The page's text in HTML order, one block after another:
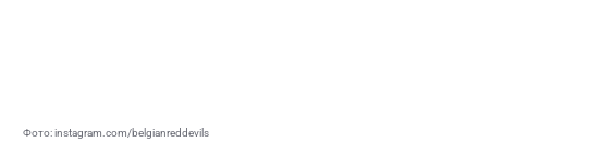
Фото: instagram.com/belgianreddevils